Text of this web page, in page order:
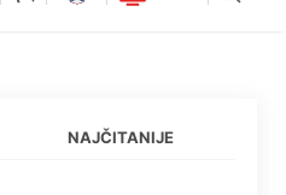
NAJČITANIJE